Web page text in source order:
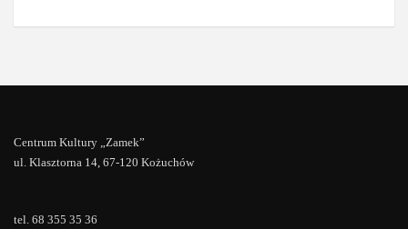
Centrum Kultury „Zamek”
ul. Klasztorna 14, 67-120 Kożuchów
tel. 68 355 35 36